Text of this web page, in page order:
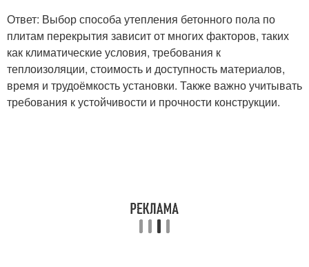
Ответ: Выбор способа утепления бетонного пола по
плитам перекрытия зависит от многих факторов, таких
как климатические условия, требования к
теплоизоляции, стоимость и доступность материалов,
время и трудоёмкость установки. Также важно учитывать
требования к устойчивости и прочности конструкции.